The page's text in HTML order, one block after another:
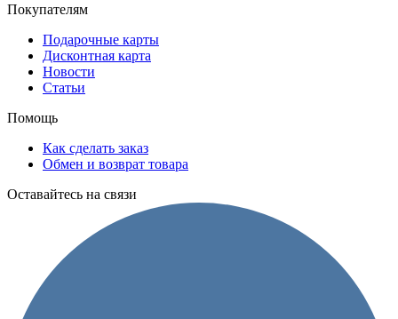
Покупателям
Подарочные карты
Дисконтная карта
Новости
Статьи
Помощь
Как сделать заказ
Обмен и возврат товара
Оставайтесь на связи